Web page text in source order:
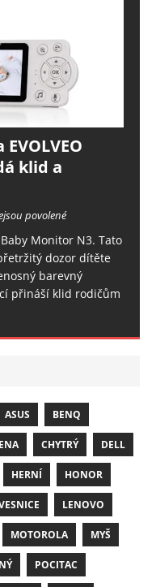
klid a
povolené
Baby Monitor N3. Tato
dozor dítěte
barevný
přináší klid rodičům
ASUS BENQ
CHYTRÝ DELL
HERNÍ HONOR
LENOVO
MOTOROLA MYŠ
POCITAC